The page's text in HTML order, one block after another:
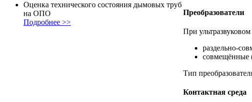
Оценка технического состояния дымовых труб
на ОПО
Подробнее >>
Преобразователи
При
раздельно-
совмещённые
Тип
Контактная среда